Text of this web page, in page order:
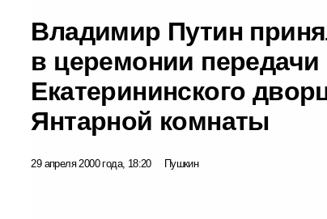
Владимир Путин
в церемонии
Екатерининского
Янтарной комнаты
29 апреля 2000 года, 18:20 Пушкин